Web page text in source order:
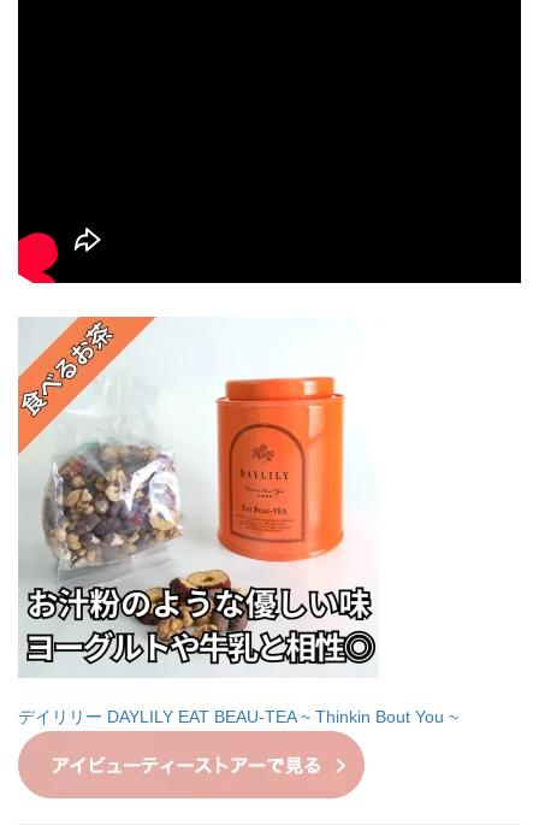
デイリリー DAYLILY EAT BEAU-TEA ~ Thinkin Bout You ~